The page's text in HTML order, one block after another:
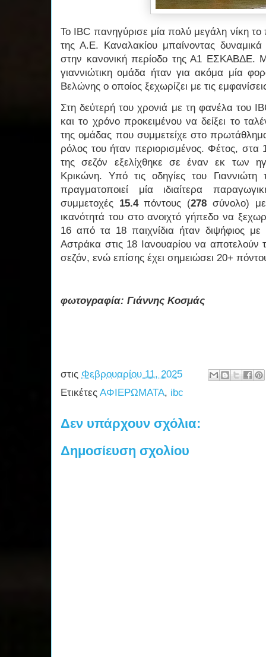
Το IBC πανηγύρισε μία πολύ μεγάλη νίκη
της Α.Ε. Καναλακίου μπαίνοντας
στην κανονική περίοδο της Α1 ΕΣΚΑΒΔΕ.
γιαννιώτικη ομάδα ήταν για ακόμα μία
Βελώνης ο οποίος ξεχωρίζει με τις
Στη δεύτερή του χρονιά με τη φανέλα του
και το χρόνο προκειμένου να δείξει το
της ομάδας που συμμετείχε στο
ρόλος του ήταν περιορισμένος. Φέτος, στα
της σεζόν εξελίχθηκε σε έναν εκ των
Κρικώνη. Υπό τις οδηγίες του
πραγματοποιεί μία ιδιαίτερα
συμμετοχές 15.4πόντους (278 σύνολο)
ικανότητά του στο ανοιχτό γήπεδο να
16 από τα 18 παιχνίδια ήταν διψήφιος
Αστράκα στις 18 Ιανουαρίου να αποτελούν
σεζόν, ενώ επίσης έχει σημειώσει 20+
φωτογραφία: Γιάννης Κοσμάς
στις Φεβρουαρίου 11, 2025
Ετικέτες ΑΦΙΕΡΩΜΑΤΑ, ibc
Δεν υπάρχουν σχόλια:
Δημοσίευση σχολίου